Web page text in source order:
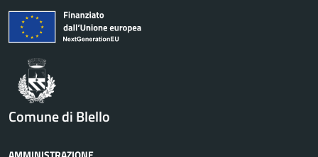
Comune di Blello